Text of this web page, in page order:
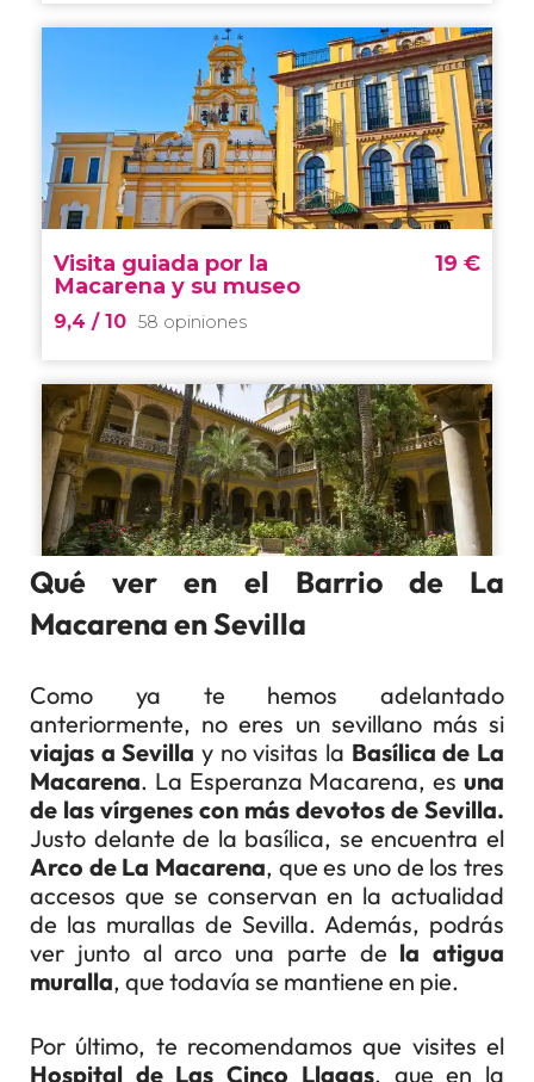
Qué ver en el Barrio de La
Macarena en Sevilla
Como ya te hemos adelantado
anteriormente, no eres un sevillano más si
viajas a Sevilla y no visitas la Basílica de La
Macarena. La Esperanza Macarena, es una
de las vírgenes con más devotos de Sevilla.
Justo delante de la basílica, se encuentra el
Arco de La Macarena, que es uno de los tres
accesos que se conservan en la actualidad
de las murallas de Sevilla. Además, podrás
ver junto al arco una parte de la atigua
muralla, que todavía se mantiene en pie.
Por último, te recomendamos que visites el
Hospital de Las Cinco Llagas, que en la